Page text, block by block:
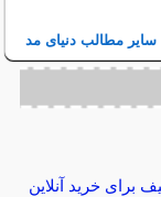
سایر مطالب دنیای مد
برای خرید آنلاین